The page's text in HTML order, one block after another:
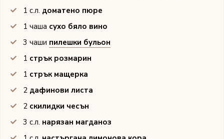
1 с.л. доматено пюре
1 чаша сухо бяло вино
3 чаши пилешки бульон
1 стрък розмарин
1 стрък мащерка
2 дафинови листа
2 скилидки чесън
3 с.л. нарязан магданоз